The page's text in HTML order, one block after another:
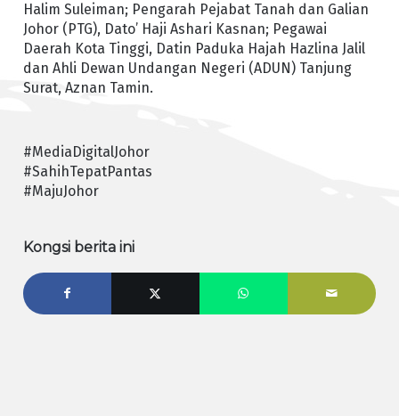
Halim Suleiman; Pengarah Pejabat Tanah dan Galian
Johor (PTG), Dato’ Haji Ashari Kasnan; Pegawai
Daerah Kota Tinggi, Datin Paduka Hajah Hazlina Jalil
dan Ahli Dewan Undangan Negeri (ADUN) Tanjung
Surat, Aznan Tamin.
#MediaDigitalJohor
#SahihTepatPantas
#MajuJohor
Kongsi berita ini